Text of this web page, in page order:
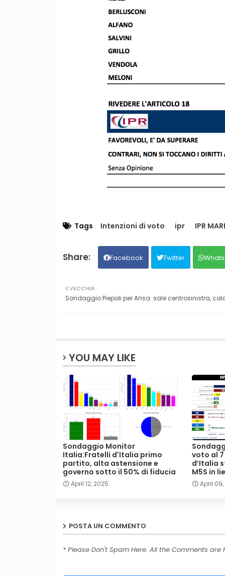
Tags Intenzioni di voto ipr IPR
Facebook Twitter
VECCHIA
Sondaggio Piepoli per Ansa: sale centrosinistra,
YOU MAY LIKE
Sondaggio Monitor
Italia:Fratelli d'Italia primo
partito, alta astensione e
governo sotto il 50% di fiducia
April 12, 2025
voto al
d’Italia
M5S in
April
POSTA UN COMMENTO
* Please Don't Spam Here. All the Comments are